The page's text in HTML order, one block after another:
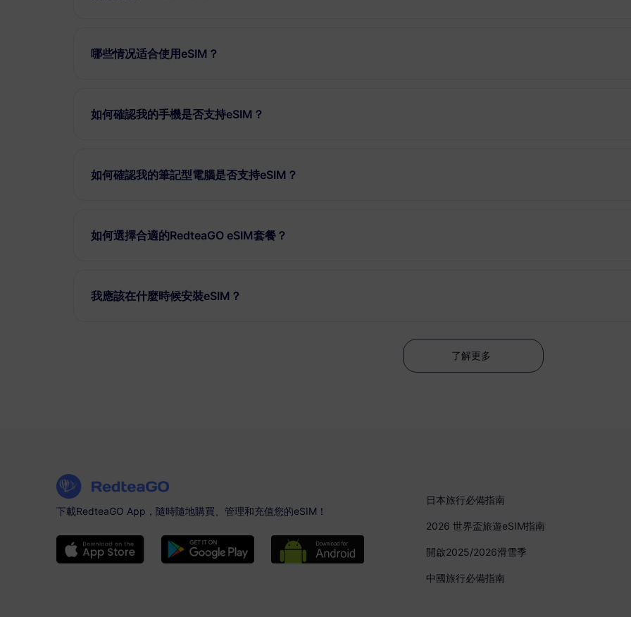
哪些情况适合使用eSIM？
如何確認我的手機是否支持eSIM？
如何確認我的筆記型電腦是否支持eSIM？
如何選擇合適的RedteaGO eSIM套餐？
我應該在什麼時候安裝eSIM？
了解更多
下載RedteaGO App，隨時隨地購買、管理和充值您的eSIM！
日本旅行必備指南
2026 世界盃旅遊eSIM指南
開啟2025/2026滑雪季
中國旅行必備指南